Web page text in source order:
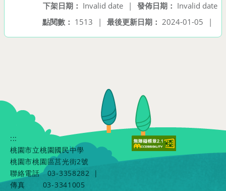
發佈日期： Invalid date
下架日期： Invalid date
|
最後更新日期： 2024-01-05 |
點閱數： 1513 |
:::
桃園市立桃園國民中學
桃園市桃園區莒光街2號
聯絡電話
03-3358282
|
傳真
03-3341005